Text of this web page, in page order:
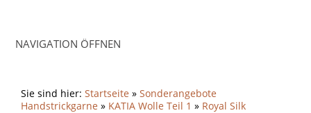
NAVIGATION ÖFFNEN
Sie sind hier: Startseite » Sonderangebote
Handstrickgarne » KATIA Wolle Teil 1 » Royal Silk